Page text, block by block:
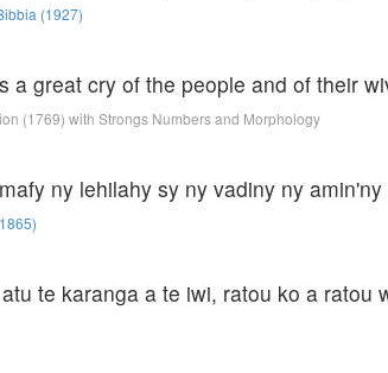
(1927)
a great cry of the people and of their
(1769) with Strongs Numbers and Morphology
ny lehilahy sy ny vadiny ny
te karanga a te iwi, ratou ko a